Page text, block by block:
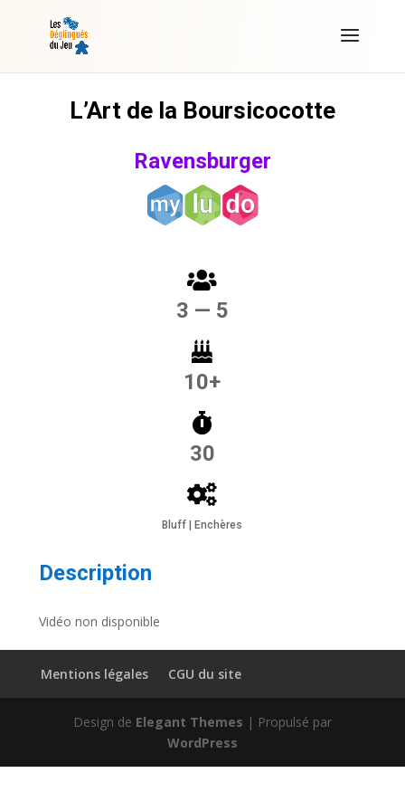
L’Art de la Boursicocotte
Ravensburger
3 — 5
10+
30
Bluff | Enchères
Description
Vidéo non disponible
Mentions légales CGU du site
Design de Elegant Themes | Propulsé par
WordPress